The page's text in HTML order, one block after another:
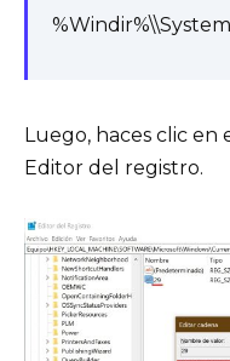
Luego, haces clic en
Editor del registro.